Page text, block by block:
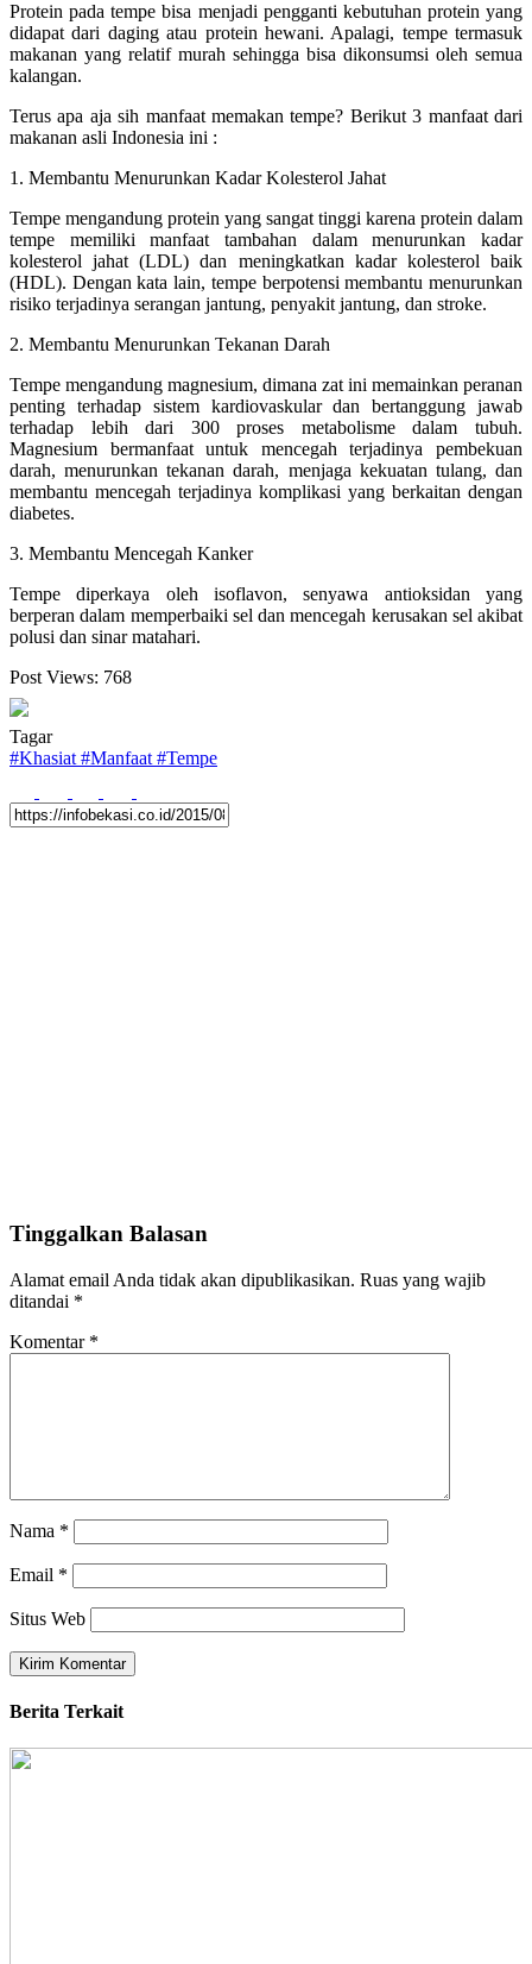
Protein pada tempe bisa menjadi pengganti kebutuhan protein yang
didapat dari daging atau protein hewani. Apalagi, tempe termasuk
makanan yang relatif murah sehingga bisa dikonsumsi oleh semua
kalangan.
Terus apa aja sih manfaat memakan tempe? Berikut 3 manfaat dari
makanan asli Indonesia ini :
1. Membantu Menurunkan Kadar Kolesterol Jahat
Tempe mengandung protein yang sangat tinggi karena protein dalam
tempe memiliki manfaat tambahan dalam menurunkan kadar
kolesterol jahat (LDL) dan meningkatkan kadar kolesterol baik
(HDL). Dengan kata lain, tempe berpotensi membantu menurunkan
risiko terjadinya serangan jantung, penyakit jantung, dan stroke.
2. Membantu Menurunkan Tekanan Darah
Tempe mengandung magnesium, dimana zat ini memainkan peranan
penting terhadap sistem kardiovaskular dan bertanggung jawab
terhadap lebih dari 300 proses metabolisme dalam tubuh.
Magnesium bermanfaat untuk mencegah terjadinya pembekuan
darah, menurunkan tekanan darah, menjaga kekuatan tulang, dan
membantu mencegah terjadinya komplikasi yang berkaitan dengan
diabetes.
3. Membantu Mencegah Kanker
Tempe diperkaya oleh isoflavon, senyawa antioksidan yang
berperan dalam memperbaiki sel dan mencegah kerusakan sel akibat
polusi dan sinar matahari.
Post Views: 768
Tagar
#Khasiat#Manfaat#Tempe
Tinggalkan Balasan
Alamat email Anda tidak akan dipublikasikan. Ruas yang wajib
ditandai *
Komentar *
Nama *
Email *
Situs Web
Berita Terkait